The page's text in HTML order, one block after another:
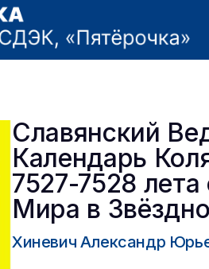
Славянский
Календарь
7527-7528
Мира в
Хиневич Александр